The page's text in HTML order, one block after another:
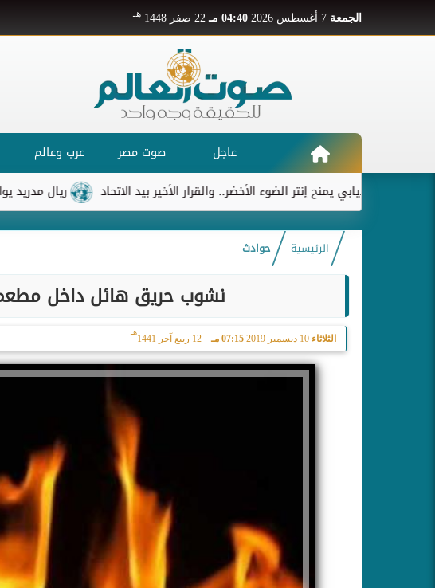
الجمعة 04:40 مـ 22 صفر 1448 هـ
عاجل صوت مصر عرب وعالم
ريال مدريد يواصل ديابي يمنح إنتر الضوء الأخضر.. والقرار الأخير بيد الاتحاد
الرئيسية حوادث
نشوب حريق هائل داخل
الثلاثاء 10 ديسمبر 2019 07:15 مـ 12 ربيع آخر 1441
هـ